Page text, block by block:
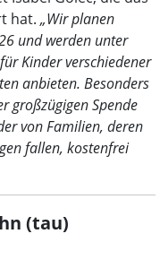
hat. „Wir planen
und werden unter
Kinder verschiedener
anbieten. Besonders
großzügigen Spende
von Familien, deren
fallen, kostenfrei
(tau)